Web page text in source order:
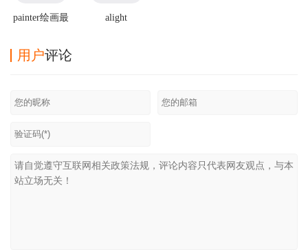
painter绘画最
alight
用户评论